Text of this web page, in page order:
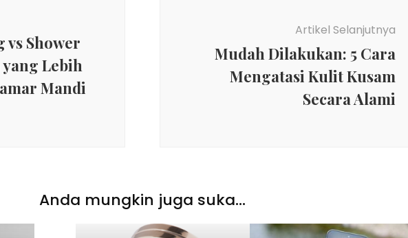
vs Shower
Lebih
Mandi
Artikel Selanjutnya
Mudah Dilakukan: 5 Cara
Mengatasi Kulit Kusam
Secara Alami
Anda mungkin juga suka...